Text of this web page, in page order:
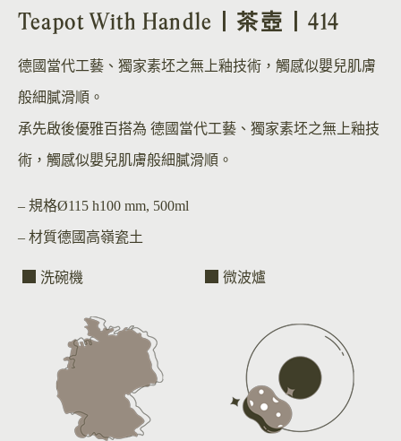
Teapot With Handle丨茶壺丨414
德國當代工藝、獨家素坯之無上釉技術，觸感似嬰兒肌膚
般細膩滑順。
承先啟後優雅百搭為 德國當代工藝、獨家素坯之無上釉技
術，觸感似嬰兒肌膚般細膩滑順。
– 規格Ø115 h100 mm, 500ml
– 材質德國高嶺瓷土
洗碗機 微波爐